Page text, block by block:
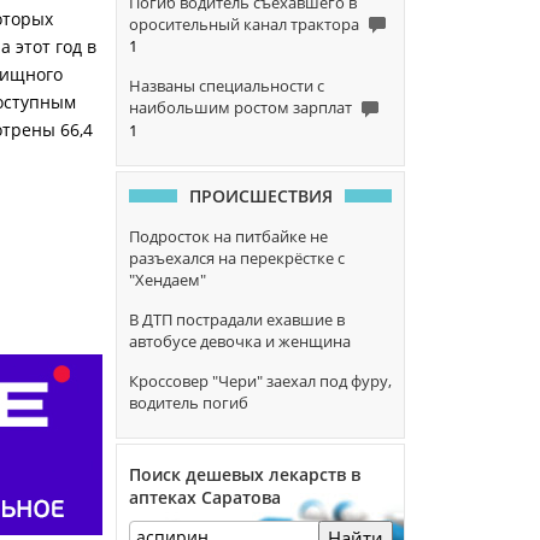
этот год в
66,4
оросительный канал трактора
1
Названы специальности с
наибольшим ростом зарплат
1
ПРОИСШЕСТВИЯ
Подросток на питбайке не
разъехался на перекрёстке с
"Хендаем"
В ДТП пострадали ехавшие в
автобусе девочка и женщина
Кроссовер "Чери" заехал под фуру,
водитель погиб
Поиск дешевых лекарств в
аптеках Саратова